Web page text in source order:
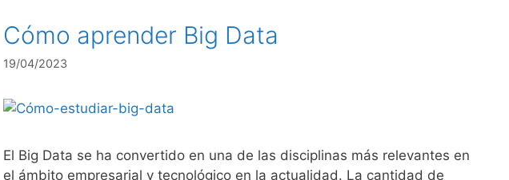
Cómo aprender Big Data
19/04/2023
El Big Data se ha convertido en una de las disciplinas más relevantes en
el ámbito empresarial y tecnológico en la actualidad. La cantidad de